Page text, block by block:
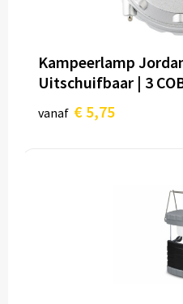
Kampeerlamp
Uitschuifbaar | 3
vanaf € 5,75